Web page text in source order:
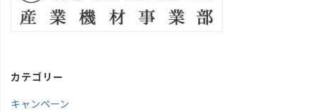
カテゴリー
キャンペーン